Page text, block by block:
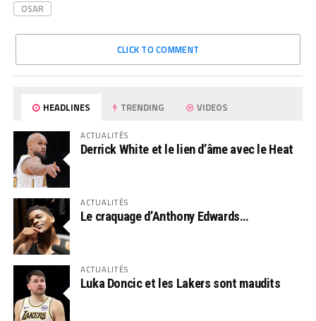
OSAR
CLICK TO COMMENT
HEADLINES TRENDING VIDEOS
ACTUALITÉS
Derrick White et le lien d’âme avec le Heat
ACTUALITÉS
Le craquage d’Anthony Edwards…
ACTUALITÉS
Luka Doncic et les Lakers sont maudits